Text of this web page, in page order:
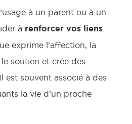
à un parent ou à un
à renforcer vos liens.
exprime l’affection, la
soutien et crée des
est souvent associé à des
la vie d’un proche